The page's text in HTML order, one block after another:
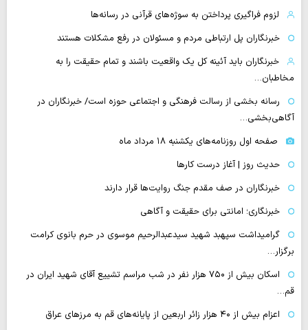
لزوم فراگیری پرداختن به سوژه‌های قرآنی در رسانه‌ها
خبرنگاران پل ارتباطی مردم و مسئولان در رفع مشکلات هستند
خبرنگاران باید آئینه کل یک واقعیت باشند و تمام حقیقت را به
مخاطبان…
رسانه بخشی از رسالت فرهنگی و اجتماعی حوزه است/ خبرنگاران در
آگاهی‌بخشی…
صفحه اول روزنامه‌های یکشنبه ۱۸ مرداد ماه
حدیث روز | آغاز درست کارها
خبرنگاران در صف مقدم جنگ روایت‌ها قرار دارند
خبرنگاری؛ امانتی برای حقیقت و آگاهی
گرامیداشت سپهبد شهید سیدعبدالرحیم موسوی در حرم بانوی کرامت
برگزار…
اسکان بیش از ۷۵۰ هزار نفر در شب مراسم تشییع آقای شهید ایران در
قم…
اعزام بیش از ۴۰ هزار زائر اربعین از پایانه‌های قم به مرزهای عراق